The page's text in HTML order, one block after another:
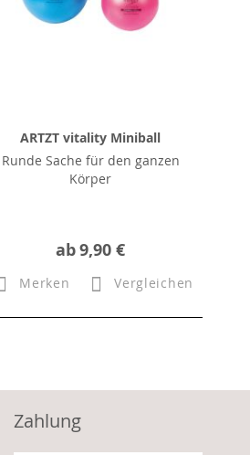
ARTZT vitality Miniball
Runde Sache für den ganzen
Körper
ab9,90 €
Merken Vergleichen
Zahlung